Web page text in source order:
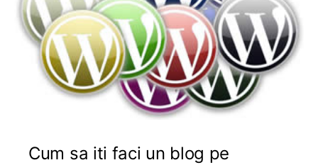
Cum sa iti faci un blog pe